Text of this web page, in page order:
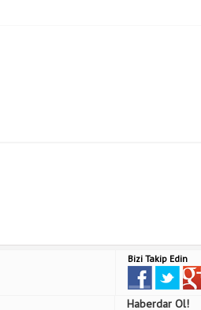
Bizi Takip Edin
Haberdar Ol!